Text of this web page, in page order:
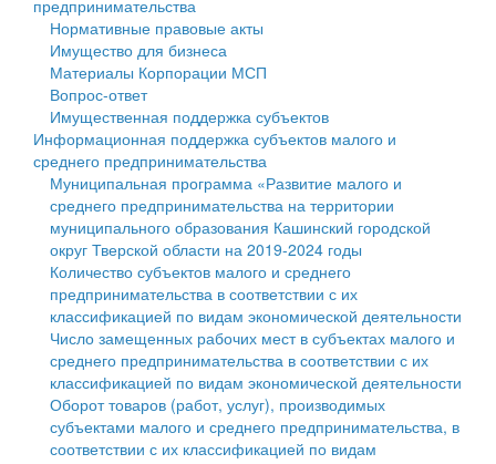
Государственные услуги
Промышленность и АПК
Экономика и бизнес
...
Символика
Устав
Гостям округа
Туризм
Культура
Образование
Здравоохранение
Социальная защита
Фотоальбом
муниципального округа Тверской области
Администрация Кашинского муниципального округа
Тверской области
Управление сельскими территориями
Открытые данные
Работа с обращениями граждан
Муниципальный контроль
Муниципальные услуги
Проекты административных регламентов
Антимонопольный комплаенс
Финансовое управление
Бюджет для граждан
Имущество
Выявление правообладателей ранее учтенных
объектов недвижимости
Имущественная поддержка субъектов малого и
среднего предпринимательства
Информационная поддержка субъектов малого и
среднего предпринимательства
Муниципальные программы
предпринимательства
Нормативные правовые акты
Имущество для бизнеса
Материалы Корпорации МСП
Вопрос-ответ
Имущественная поддержка субъектов
Информационная поддержка субъектов малого и
среднего предпринимательства
Муниципальная программа «Развитие малого и
среднего предпринимательства на территории
муниципального образования Кашинский городской
округ Тверской области на 2019-2024 годы
Количество субъектов малого и среднего
предпринимательства в соответствии с их
классификацией по видам экономической деятельности
Число замещенных рабочих мест в субъектах малого и
среднего предпринимательства в соответствии с их
классификацией по видам экономической деятельности
Оборот товаров (работ, услуг), производимых
субъектами малого и среднего предпринимательства, в
соответствии с их классификацией по видам